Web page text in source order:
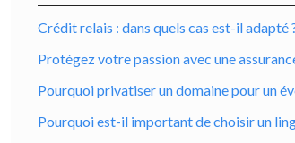
Crédit relais : dans quels cas est-il adapté
Protégez votre passion avec une
Pourquoi privatiser un domaine pour un
Pourquoi est-il important de choisir un